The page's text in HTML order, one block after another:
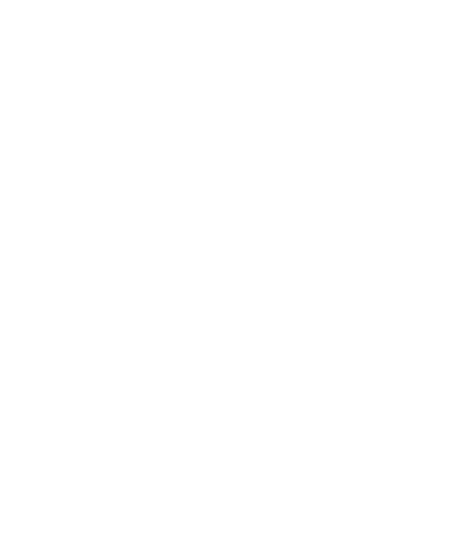
- XS
Grey - XS